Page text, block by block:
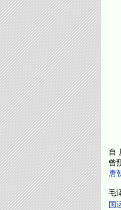
自
曾
唐
毛
国